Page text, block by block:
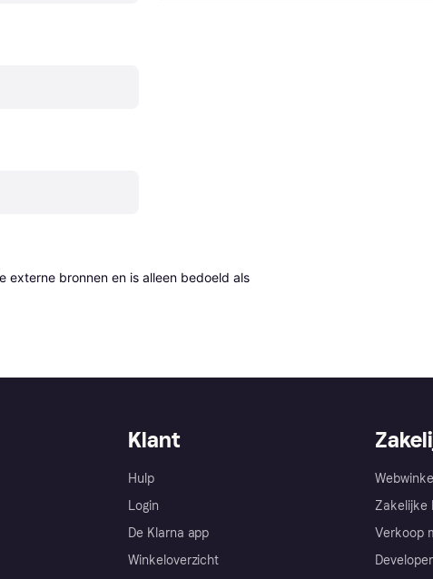
externe bronnen en is alleen bedoeld als
Klant
Hulp
Login
De Klarna app
Winkeloverzicht
Zakelijke
Verkoop